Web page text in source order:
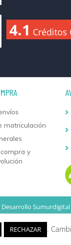
4.1 Créditos
matriculación
y
Desarrollo Sumurdigital
RECHAZAR .